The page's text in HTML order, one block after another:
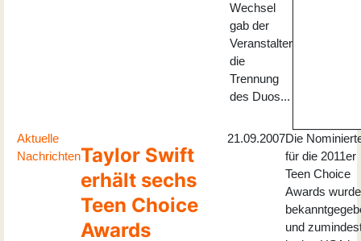
Wechsel
gab der
Veranstalter
die
Trennung
des Duos...
Aktuelle
NachrichtenTaylor Swift
erhält sechs
Teen Choice
Awards
21.09.2007Die
für die 2011er
Teen Choice
Awards
und